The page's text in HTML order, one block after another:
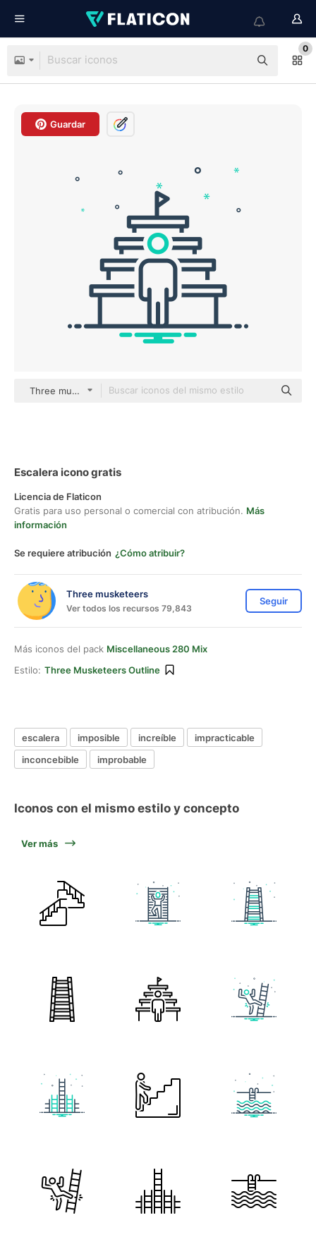
0
Guardar
Three musketeers outline
Escalera icono gratis
Licencia de Flaticon
Gratis para uso personal o comercial con atribución. Más
información
Se requiere atribución ¿Cómo atribuir?
Three musketeers
Ver todos los recursos 79,843
Seguir
Más iconos del pack Miscellaneous 280 Mix
Estilo: Three Musketeers Outline
escalera imposible increíble
impracticable
inconcebible
improbable
Iconos con el mismo estilo y concepto
Ver más